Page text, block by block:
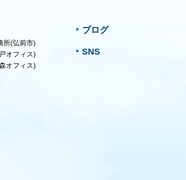
所(弘前市)
オフィス)
オフィス)
ブログ
SNS